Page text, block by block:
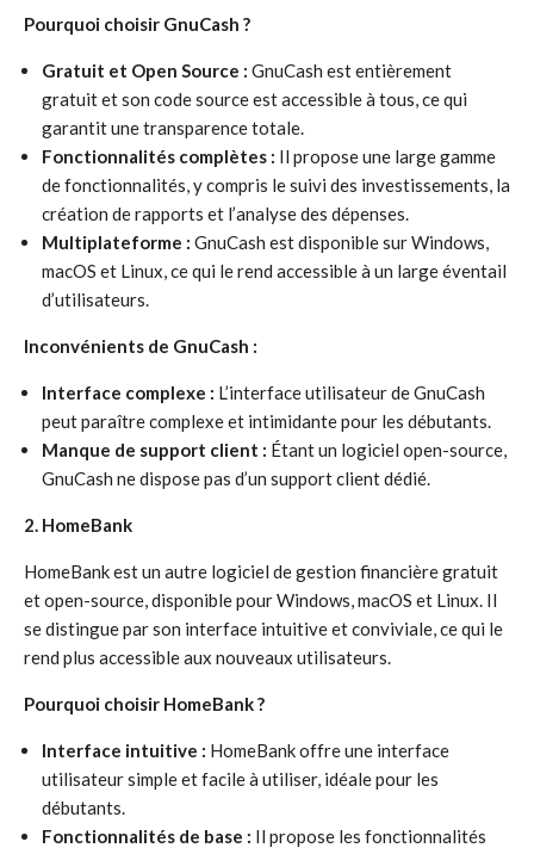
Pourquoi choisir GnuCash ?
Gratuit et Open Source : GnuCash est entièrement
gratuit et son code source est accessible à tous, ce qui
garantit une transparence totale.
Fonctionnalités complètes : Il propose une large gamme
de fonctionnalités, y compris le suivi des investissements, la
création de rapports et l’analyse des dépenses.
Multiplateforme : GnuCash est disponible sur Windows,
macOS et Linux, ce qui le rend accessible à un large éventail
d’utilisateurs.
Inconvénients de GnuCash :
Interface complexe : L’interface utilisateur de GnuCash
peut paraître complexe et intimidante pour les débutants.
Manque de support client : Étant un logiciel open-source,
GnuCash ne dispose pas d’un support client dédié.
2. HomeBank
HomeBank est un autre logiciel de gestion financière gratuit
et open-source, disponible pour Windows, macOS et Linux. Il
se distingue par son interface intuitive et conviviale, ce qui le
rend plus accessible aux nouveaux utilisateurs.
Pourquoi choisir HomeBank ?
Interface intuitive : HomeBank offre une interface
utilisateur simple et facile à utiliser, idéale pour les
débutants.
Fonctionnalités de base : Il propose les fonctionnalités